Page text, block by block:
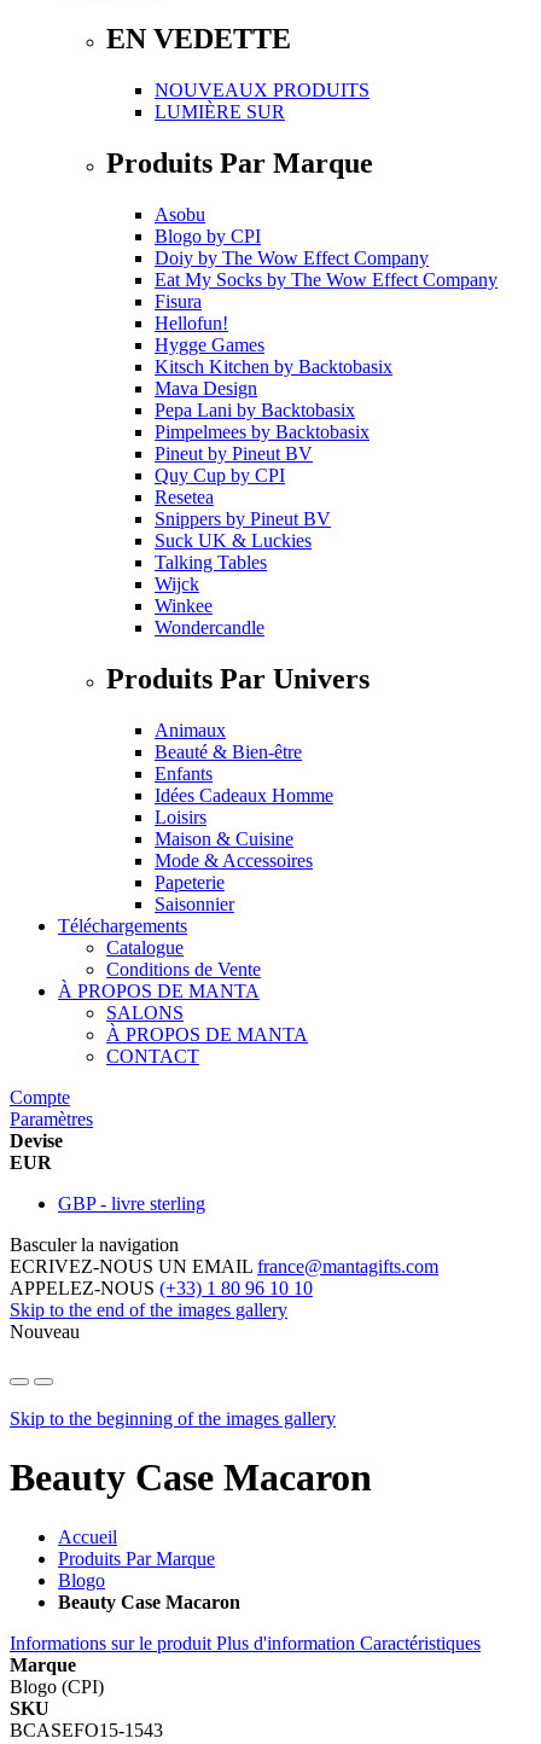
EN VEDETTE
NOUVEAUX PRODUITS
LUMIÈRE SUR
Produits Par Marque
Asobu
Blogo by CPI
Doiy by The Wow Effect Company
Eat My Socks by The Wow Effect Company
Fisura
Hellofun!
Hygge Games
Kitsch Kitchen by Backtobasix
Mava Design
Pepa Lani by Backtobasix
Pimpelmees by Backtobasix
Pineut by Pineut BV
Quy Cup by CPI
Resetea
Snippers by Pineut BV
Suck UK & Luckies
Talking Tables
Wijck
Winkee
Wondercandle
Produits Par Univers
Animaux
Beauté & Bien-être
Enfants
Idées Cadeaux Homme
Loisirs
Maison & Cuisine
Mode & Accessoires
Papeterie
Saisonnier
Téléchargements
Catalogue
Conditions de Vente
À PROPOS DE MANTA
SALONS
À PROPOS DE MANTA
CONTACT
Compte
Paramètres
Devise
EUR
GBP - livre sterling
Basculer la navigation
ECRIVEZ-NOUS UN EMAIL france@mantagifts.com
APPELEZ-NOUS (+33) 1 80 96 10 10
Skip to the end of the images gallery
Nouveau
Skip to the beginning of the images gallery
Beauty Case Macaron
Accueil
Produits Par Marque
Blogo
Beauty Case Macaron
Informations sur le produit Plus d'information Caractéristiques
Marque
Blogo (CPI)
SKU
BCASEFO15-1543